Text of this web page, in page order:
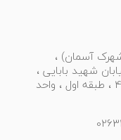
آسمان) ،
شهید بابایی ،
مجتمع کیامال ، قطعه 434-435 ، طبقه اول ، واحد